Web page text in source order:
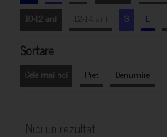
10-12 ani
12-14 ani S L
Sortare
Cele mai noi Pret Denumire
Nici un rezultat